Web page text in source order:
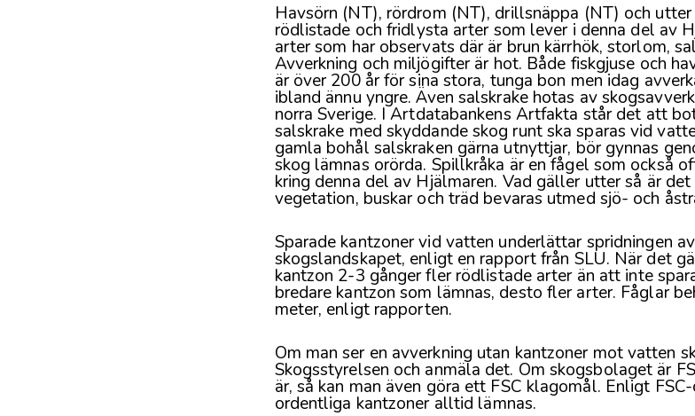
Havsörn (NT), rördrom (NT), drillsnäppa (NT) och
rödlistade och fridlysta arter som lever i denna del av
arter som har observats där är brun kärrhök, storlom,
Avverkning och miljögifter är hot. Både fiskgjuse och
är över 200 år för sina stora, tunga bon men idag
ibland ännu yngre. Även salskrake hotas av
norra Sverige. IArtdatabankens Artfakta står det att
salskrake med skyddande skog runt ska sparas vid
gamla bohål salskraken gärna utnyttjar, bör gynnas
skog lämnas orörda. Spillkråka är en fågel som också
kring denna del av Hjälmaren. Vad gäller utter så är
vegetation, buskar och träd bevaras utmed sjö- och
Sparade kantzoner vid vatten underlättar spridningen
skogslandskapet, enligt en rapport från SLU. När det
kantzon 2-3 gånger fler rödlistade arter än att inte
bredare kantzon som lämnas, desto fler arter. Fåglar
meter, enligt rapporten.
Om man ser en avverkning utan kantzoner mot vatten
Skogsstyrelsen och anmäla det. Om skogsbolaget är
är, så kan man även göra ett FSC klagomål. Enligt
ordentliga kantzoner alltid lämnas.